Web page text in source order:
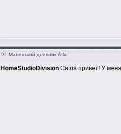
Маленький дневник Atla
HomeStudioDivision Саша привет! У